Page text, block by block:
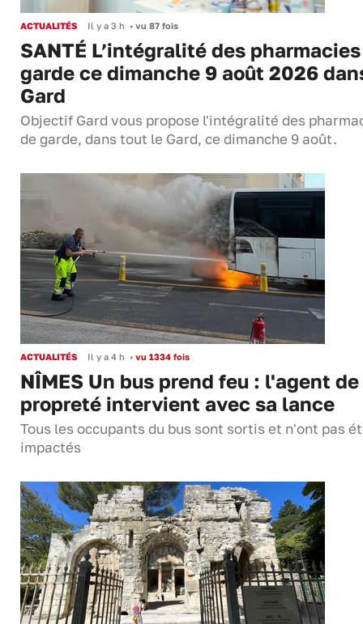
ACTUALITÉS Il y a 3 h • vu 87 fois
SANTÉ L’intégralité des
garde ce dimanche 9 août 2026
Gard
Objectif Gard vous propose l'intégralité des
de garde, dans tout le Gard, ce dimanche 9 août.
ACTUALITÉS Il y a 4 h • vu 1334 fois
NÎMES Un bus prend feu : l'agent de
propreté intervient avec sa lance
Tous les occupants du bus sont sortis et n'ont pas
impactés